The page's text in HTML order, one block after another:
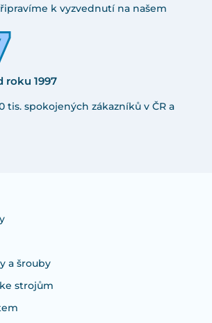
k vyzvednutí na našem
roku 1997
tis. spokojených zákazníků v ČR a
a šrouby
strojům